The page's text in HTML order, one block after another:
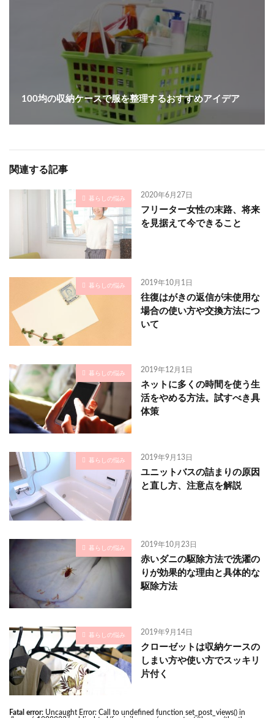
100均の収納ケースで服を整理するおすすめアイデア
関連する記事
暮らしの悩み 2020年6月27日
フリーター女性の末路、将来
を見据えて今できること
暮らしの悩み 2019年10月1日
往復はがきの返信が未使用な
場合の使い方や交換方法につ
いて
暮らしの悩み 2019年12月1日
ネットに多くの時間を使う生
活をやめる方法。試すべき具
体策
暮らしの悩み 2019年9月13日
ユニットバスの詰まりの原因
と直し方、注意点を解説
暮らしの悩み 2019年10月23日
赤いダニの駆除方法で洗濯の
りが効果的な理由と具体的な
駆除方法
暮らしの悩み 2019年9月14日
クローゼットは収納ケースの
しまい方や使い方でスッキリ
片付く
Fatal error: Uncaught Error: Call to undefined function set_post_views() in